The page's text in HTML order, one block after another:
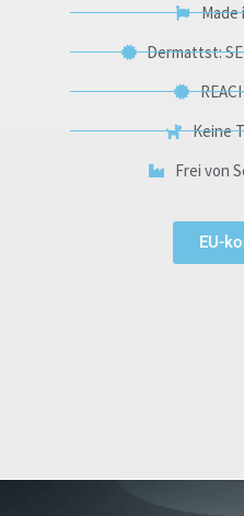
Made
Dermattst:
Keine
Frei von
EU-